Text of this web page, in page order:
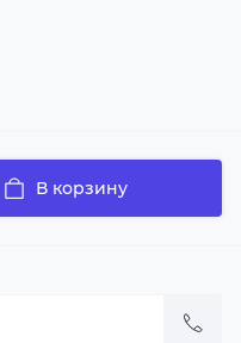
В корзину